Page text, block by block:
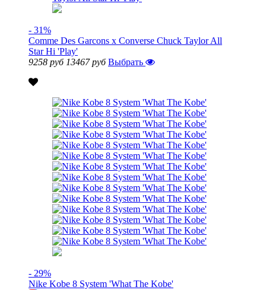
- 31%
Comme Des Garcons x Converse Chuck Taylor All
Star Hi 'Play'
9258 руб 13467 руб Выбрать
- 29%
Nike Kobe 8 System 'What The Kobe'